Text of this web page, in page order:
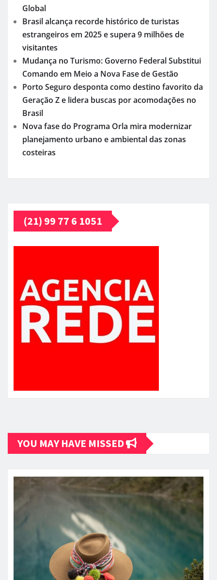
Global
Brasil alcança recorde histórico de turistas
estrangeiros em 2025 e supera 9 milhões de
visitantes
Mudança no Turismo: Governo Federal Substitui
Comando em Meio a Nova Fase de Gestão
Porto Seguro desponta como destino favorito da
Geração Z e lidera buscas por acomodações no
Brasil
Nova fase do Programa Orla mira modernizar
planejamento urbano e ambiental das zonas
costeiras
(21) 99 77 6 1051
YOU MAY HAVE MISSED